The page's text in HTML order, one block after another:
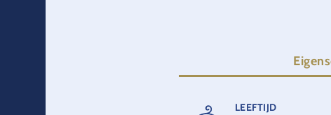
LEEFTIJD
RITDUUR